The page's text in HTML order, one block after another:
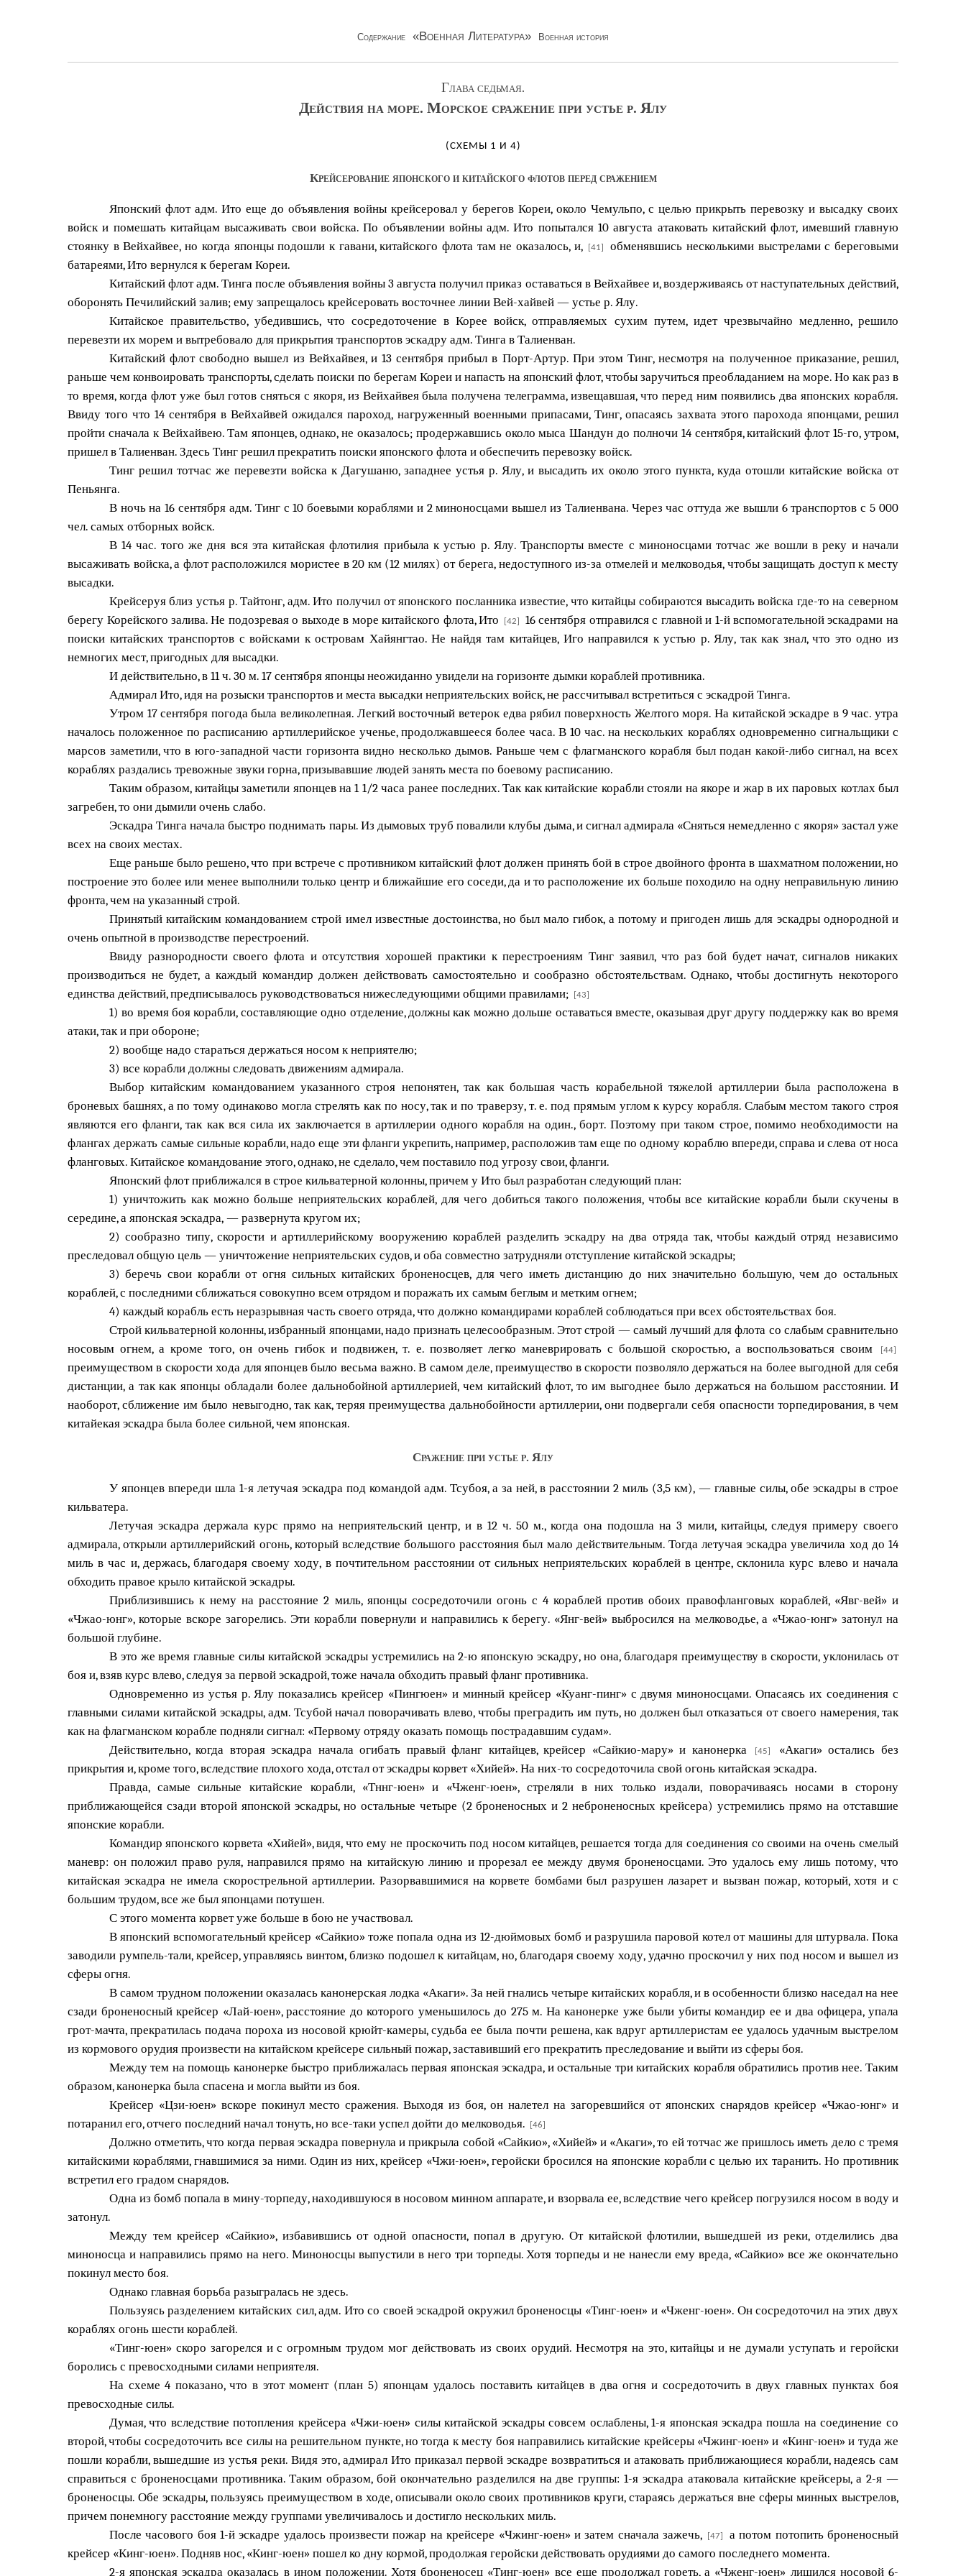
Содержание «Военная Литература» Военная история
Глава седьмая.
Действия на море. Морское сражение при устье р. Ялу
(СХЕМЫ 1 И 4)
Крейсерование японского и китайского флотов перед сражением
Японский флот адм. Ито еще до объявления войны крейсеровал у берегов Кореи, около Чемульпо, с целью прикрыть перевозку и высадку своих
войск и помешать китайцам высаживать свои войска. По объявлении войны адм. Ито попытался 10 августа атаковать китайский флот, имевший главную
стоянку в Вейхайвее, но когда японцы подошли к гавани, китайского флота там не оказалось, и,
[41]
обменявшись несколькими выстрелами с береговыми
батареями, Ито вернулся к берегам Кореи.
Китайский флот адм. Тинга после объявления войны 3 августа получил приказ оставаться в Вейхайвее и, воздерживаясь от наступательных действий,
оборонять Печилийский залив; ему запрещалось крейсеровать восточнее линии Вей-хайвей — устье р. Ялу.
Китайское правительство, убедившись, что сосредоточение в Корее войск, отправляемых сухим путем, идет чрезвычайно медленно, решило
перевезти их морем и вытребовало для прикрытия транспортов эскадру адм. Тинга в Талиенван.
Китайский флот свободно вышел из Вейхайвея, и 13 сентября прибыл в Порт-Артур. При этом Тинг, несмотря на полученное приказание, решил,
раньше чем конвоировать транспорты, сделать поиски по берегам Кореи и напасть на японский флот, чтобы заручиться преобладанием на море. Но как раз в
то время, когда флот уже был готов сняться с якоря, из Вейхайвея была получена телеграмма, извещавшая, что перед ним появились два японских корабля.
Ввиду того что 14 сентября в Вейхайвей ожидался пароход, нагруженный военными припасами, Тинг, опасаясь захвата этого парохода японцами, решил
пройти сначала к Вейхайвею. Там японцев, однако, не оказалось; продержавшись около мыса Шандун до полночи 14 сентября, китайский флот 15-го, утром,
пришел в Талиенван. Здесь Тинг решил прекратить поиски японского флота и обеспечить перевозку войск.
Тинг решил тотчас же перевезти войска к Дагушаню, западнее устья р. Ялу, и высадить их около этого пункта, куда отошли китайские войска от
Пеньянга.
В ночь на 16 сентября адм. Тинг с 10 боевыми кораблями и 2 миноносцами вышел из Талиенвана. Через час оттуда же вышли 6 транспортов с 5 000
чел. самых отборных войск.
В 14 час. того же дня вся эта китайская флотилия прибыла к устью р. Ялу. Транспорты вместе с миноносцами тотчас же вошли в реку и начали
высаживать войска, а флот расположился мористее в 20 км (12 милях) от берега, недоступного из-за отмелей и мелководья, чтобы защищать доступ к месту
высадки.
Крейсеруя близ устья р. Тайтонг, адм. Ито получил от японского посланника известие, что китайцы собираются высадить войска где-то на северном
берегу Корейского залива. Не подозревая о выходе в море китайского флота, Ито
[42]
16 сентября отправился с главной и 1-й вспомогательной эскадрами на
поиски китайских транспортов с войсками к островам Хайянгтао. Не найдя там китайцев, Иго направился к устью р. Ялу, так как знал, что это одно из
немногих мест, пригодных для высадки.
И действительно, в 11 ч. 30 м. 17 сентября японцы неожиданно увидели на горизонте дымки кораблей противника.
Адмирал Ито, идя на розыски транспортов и места высадки неприятельских войск, не рассчитывал встретиться с эскадрой Тинга.
Утром 17 сентября погода была великолепная. Легкий восточный ветерок едва рябил поверхность Желтого моря. На китайской эскадре в 9 час. утра
началось положенное по расписанию артиллерийское ученье, продолжавшееся более часа. В 10 час. на нескольких кораблях одновременно сигнальщики с
марсов заметили, что в юго-западной части горизонта видно несколько дымов. Раньше чем с флагманского корабля был подан какой-либо сигнал, на всех
кораблях раздались тревожные звуки горна, призывавшие людей занять места по боевому расписанию.
Таким образом, китайцы заметили японцев на 1 1/2 часа ранее последних. Так как китайские корабли стояли на якоре и жар в их паровых котлах был
загребен, то они дымили очень слабо.
Эскадра Тинга начала быстро поднимать пары. Из дымовых труб повалили клубы дыма, и сигнал адмирала «Сняться немедленно с якоря» застал уже
всех на своих местах.
Еще раньше было решено, что при встрече с противником китайский флот должен принять бой в строе двойного фронта в шахматном положении, но
построение это более или менее выполнили только центр и ближайшие его соседи, да и то расположение их больше походило на одну неправильную линию
фронта, чем на указанный строй.
Принятый китайским командованием строй имел известные достоинства, но был мало гибок, а потому и пригоден лишь для эскадры однородной и
очень опытной в производстве перестроений.
Ввиду разнородности своего флота и отсутствия хорошей практики к перестроениям Тинг заявил, что раз бой будет начат, сигналов никаких
производиться не будет, а каждый командир должен действовать самостоятельно и сообразно обстоятельствам. Однако, чтобы достигнуть некоторого
единства действий, предписывалось руководствоваться нижеследующими общими правилами;
[43]
1) во время боя корабли, составляющие одно отделение, должны как можно дольше оставаться вместе, оказывая друг другу поддержку как во время
атаки, так и при обороне;
2) вообще надо стараться держаться носом к неприятелю;
3) все корабли должны следовать движениям адмирала.
Выбор китайским командованием указанного строя непонятен, так как большая часть корабельной тяжелой артиллерии была расположена в
броневых башнях, а по тому одинаково могла стрелять как по носу, так и по траверзу, т. е. под прямым углом к курсу корабля. Слабым местом такого строя
являются его фланги, так как вся сила их заключается в артиллерии одного корабля на один., борт. Поэтому при таком строе, помимо необходимости на
флангах держать самые сильные корабли, надо еще эти фланги укрепить, например, расположив там еще по одному кораблю впереди, справа и слева от носа
фланговых. Китайское командование этого, однако, не сделало, чем поставило под угрозу свои, фланги.
Японский флот приближался в строе кильватерной колонны, причем у Ито был разработан следующий план:
1) уничтожить как можно больше неприятельских кораблей, для чего добиться такого положения, чтобы все китайские корабли были скучены в
середине, а японская эскадра, — развернута кругом их;
2) сообразно типу, скорости и артиллерийскому вооружению кораблей разделить эскадру на два отряда так, чтобы каждый отряд независимо
преследовал общую цель — уничтожение неприятельских судов, и оба совместно затрудняли отступление китайской эскадры;
3) беречь свои корабли от огня сильных китайских броненосцев, для чего иметь дистанцию до них значительно большую, чем до остальных
кораблей, с последними сближаться совокупно всем отрядом и поражать их самым беглым и метким огнем;
4) каждый корабль есть неразрывная часть своего отряда, что должно командирами кораблей соблюдаться при всех обстоятельствах боя.
Строй кильватерной колонны, избранный японцами, надо признать целесообразным. Этот строй — самый лучший для флота со слабым сравнительно
носовым огнем, а кроме того, он очень гибок и подвижен, т. е. позволяет легко маневрировать с большой скоростью, а воспользоваться своим
[44]
преимуществом в скорости хода для японцев было весьма важно. В самом деле, преимущество в скорости позволяло держаться на более выгодной для себя
дистанции, а так как японцы обладали более дальнобойной артиллерией, чем китайский флот, то им выгоднее было держаться на большом расстоянии. И
наоборот, сближение им было невыгодно, так как, теряя преимущества дальнобойности артиллерии, они подвергали себя опасности торпедирования, в чем
китайекая эскадра была более сильной, чем японская.
Сражение при устье р. Ялу
У японцев впереди шла 1-я летучая эскадра под командой адм. Тсубоя, а за ней, в расстоянии 2 миль (3,5 км), — главные силы, обе эскадры в строе
кильватера.
Летучая эскадра держала курс прямо на неприятельский центр, и в 12 ч. 50 м., когда она подошла на 3 мили, китайцы, следуя примеру своего
адмирала, открыли артиллерийский огонь, который вследствие большого расстояния был мало действительным. Тогда летучая эскадра увеличила ход до 14
миль в час и, держась, благодаря своему ходу, в почтительном расстоянии от сильных неприятельских кораблей в центре, склонила курс влево и начала
обходить правое крыло китайской эскадры.
Приблизившись к нему на расстояние 2 миль, японцы сосредоточили огонь с 4 кораблей против обоих правофланговых кораблей, «Явг-вей» и
«Чжао-юнг», которые вскоре загорелись. Эти корабли повернули и направились к берегу. «Янг-вей» выбросился на мелководье, а «Чжао-юнг» затонул на
большой глубине.
В это же время главные силы китайской эскадры устремились на 2-ю японскую эскадру, но она, благодаря преимуществу в скорости, уклонилась от
боя и, взяв курс влево, следуя за первой эскадрой, тоже начала обходить правый фланг противника.
Одновременно из устья р. Ялу показались крейсер «Пингюен» и минный крейсер «Куанг-пинг» с двумя миноносцами. Опасаясь их соединения с
главными силами китайской эскадры, адм. Тсубой начал поворачивать влево, чтобы преградить им путь, но должен был отказаться от своего намерения, так
как на флагманском корабле подняли сигнал: «Первому отряду оказать помощь пострадавшим судам».
Действительно, когда вторая эскадра начала огибать правый фланг китайцев, крейсер «Сайкио-мару» и канонерка
[45]
«Акаги» остались без
прикрытия и, кроме того, вследствие плохого хода, отстал от эскадры корвет «Хийей». На них-то сосредоточила свой огонь китайская эскадра.
Правда, самые сильные китайские корабли, «Тннг-юен» и «Чженг-юен», стреляли в них только издали, поворачиваясь носами в сторону
приближающейся сзади второй японской эскадры, но остальные четыре (2 броненосных и 2 неброненосных крейсера) устремились прямо на отставшие
японские корабли.
Командир японского корвета «Хийей», видя, что ему не проскочить под носом китайцев, решается тогда для соединения со своими на очень смелый
маневр: он положил право руля, направился прямо на китайскую линию и прорезал ее между двумя броненосцами. Это удалось ему лишь потому, что
китайская эскадра не имела скорострельной артиллерии. Разорвавшимися на корвете бомбами был разрушен лазарет и вызван пожар, который, хотя и с
большим трудом, все же был японцами потушен.
С этого момента корвет уже больше в бою не участвовал.
В японский вспомогательный крейсер «Сайкио» тоже попала одна из 12-дюймовых бомб и разрушила паровой котел от машины для штурвала. Пока
заводили румпель-тали, крейсер, управляясь винтом, близко подошел к китайцам, но, благодаря своему ходу, удачно проскочил у них под носом и вышел из
сферы огня.
В самом трудном положении оказалась канонерская лодка «Акаги». За ней гнались четыре китайских корабля, и в особенности близко наседал на нее
сзади броненосный крейсер «Лай-юен», расстояние до которого уменьшилось до 275 м. На канонерке уже были убиты командир ее и два офицера, упала
грот-мачта, прекратилась подача пороха из носовой крюйт-камеры, судьба ее была почти решена, как вдруг артиллеристам ее удалось удачным выстрелом
из кормового орудия произвести на китайском крейсере сильный пожар, заставивший его прекратить преследование и выйти из сферы боя.
Между тем на помощь канонерке быстро приближалась первая японская эскадра, и остальные три китайских корабля обратились против нее. Таким
образом, канонерка была спасена и могла выйти из боя.
Крейсер «Цзи-юен» вскоре покинул место сражения. Выходя из боя, он налетел на загоревшийся от японских снарядов крейсер «Чжао-юнг» и
потаранил его, отчего последний начал тонуть, но все-таки успел дойти до мелководья.
[46]
Должно отметить, что когда первая эскадра повернула и прикрыла собой «Сайкио», «Хийей» и «Акаги», то ей тотчас же пришлось иметь дело с тремя
китайскими кораблями, гнавшимися за ними. Один из них, крейсер «Чжи-юен», геройски бросился на японские корабли с целью их таранить. Но противник
встретил его градом снарядов.
Одна из бомб попала в мину-торпеду, находившуюся в носовом минном аппарате, и взорвала ее, вследствие чего крейсер погрузился носом в воду и
затонул.
Между тем крейсер «Сайкио», избавившись от одной опасности, попал в другую. От китайской флотилии, вышедшей из реки, отделились два
миноносца и направились прямо на него. Миноносцы выпустили в него три торпеды. Хотя торпеды и не нанесли ему вреда, «Сайкио» все же окончательно
покинул место боя.
Однако главная борьба разыгралась не здесь.
Пользуясь разделением китайских сил, адм. Ито со своей эскадрой окружил броненосцы «Тинг-юен» и «Чженг-юен». Он сосредоточил на этих двух
кораблях огонь шести кораблей.
«Тинг-юен» скоро загорелся и с огромным трудом мог действовать из своих орудий. Несмотря на это, китайцы и не думали уступать и геройски
боролись с превосходными силами неприятеля.
На схеме 4 показано, что в этот момент (план 5) японцам удалось поставить китайцев в два огня и сосредоточить в двух главных пунктах боя
превосходные силы.
Думая, что вследствие потопления крейсера «Чжи-юен» силы китайской эскадры совсем ослаблены, 1-я японская эскадра пошла на соединение со
второй, чтобы сосредоточить все силы на решительном пункте, но тогда к месту боя направились китайские крейсеры «Чжинг-юен» и «Кинг-юен» и туда же
пошли корабли, вышедшие из устья реки. Видя это, адмирал Ито приказал первой эскадре возвратиться и атаковать приближающиеся корабли, надеясь сам
справиться с броненосцами противника. Таким образом, бой окончательно разделился на две группы: 1-я эскадра атаковала китайские крейсеры, а 2-я —
броненосцы. Обе эскадры, пользуясь преимуществом в ходе, описывали около своих противников круги, стараясь держаться вне сферы минных выстрелов,
причем понемногу расстояние между группами увеличивалось и достигло нескольких миль.
После часового боя 1-й эскадре удалось произвести пожар на крейсере «Чжинг-юен» и затем сначала зажечь,
[47]
а потом потопить броненосный
крейсер «Кинг-юен». Подняв нос, «Кинг-юен» пошел ко дну кормой, продолжая геройски действовать орудиями до самого последнего момента.
2-я японская эскадра оказалась в ином положении. Хотя броненосец «Тинг-юен» все еще продолжал гореть, а «Чженг-юен» лишился носовой 6-